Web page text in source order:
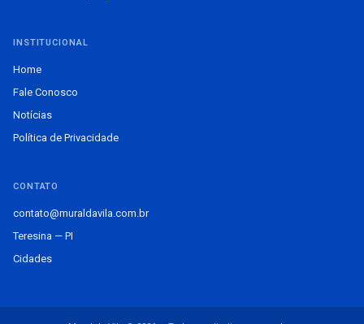
INSTITUCIONAL
Home
Fale Conosco
Notícias
Política de Privacidade
CONTATO
contato@muraldavila.com.br
Teresina — PI
Cidades